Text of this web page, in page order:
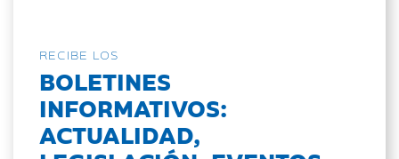
RECIBE LOS
BOLETINES
INFORMATIVOS:
ACTUALIDAD,